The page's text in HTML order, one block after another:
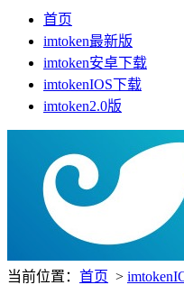
首页
imtoken最新版
imtoken安卓下载
imtokenIOS下载
imtoken2.0版
当前位置： 首页 >